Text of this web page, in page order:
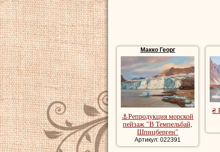
художника,
речной пейзаж,
Макко Георг
⚓Репродукция морской
пейзаж "В Темпельбай,
Шпицберген"
Артикул: 022391
₴